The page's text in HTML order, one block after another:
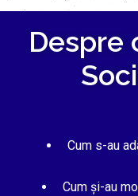
Despre
Cum s-au
Cum și-au